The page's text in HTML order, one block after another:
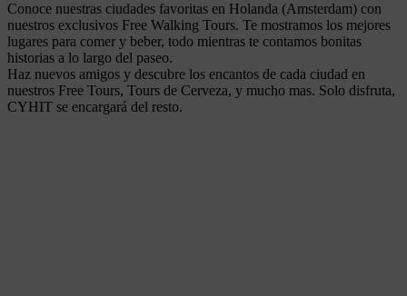
Conoce nuestras ciudades favoritas en Holanda (Amsterdam) con
nuestros exclusivos Free Walking Tours. Te mostramos los mejores
lugares para comer y beber, todo mientras te contamos bonitas
historias a lo largo del paseo.
Haz nuevos amigos y descubre los encantos de cada ciudad en
nuestros Free Tours, Tours de Cerveza, y mucho mas. Solo disfruta,
CYHIT se encargará del resto.